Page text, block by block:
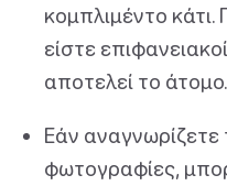
κομπλιμέντο
είστε
αποτελεί το άτομο.
Εάν αναγνωρίζετε
φωτογραφίες,